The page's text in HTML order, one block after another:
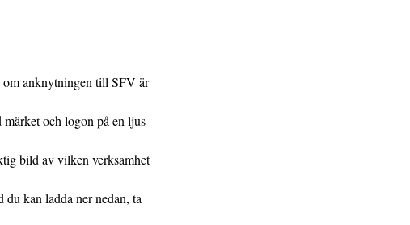
om anknytningen till SFV är
och logon på en ljus
bild av vilken verksamhet
kan ladda ner nedan, ta